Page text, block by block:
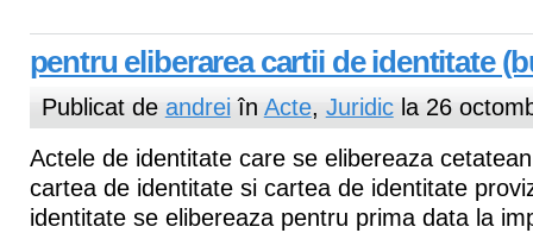
pentru eliberarea cartii de identitate
Publicat de andreiîn Acte, Juridicla 26
Actele de identitate care se elibereaza
cartea de identitate si cartea de identitate
identitate se elibereaza pentru prima data la